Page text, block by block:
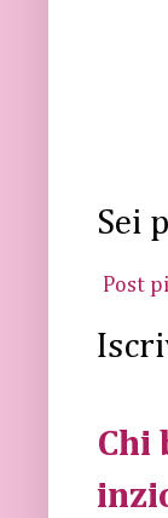
Sei
Post
Chi